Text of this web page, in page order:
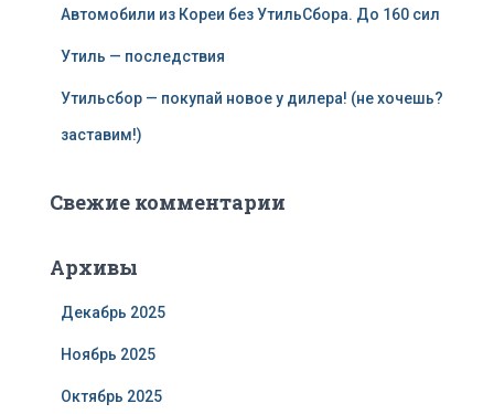
Автомобили из Кореи без УтильСбора. До 160 сил
Утиль — последствия
Утильсбор — покупай новое у дилера! (не хочешь?
заставим!)
Свежие комментарии
Архивы
Декабрь 2025
Ноябрь 2025
Октябрь 2025